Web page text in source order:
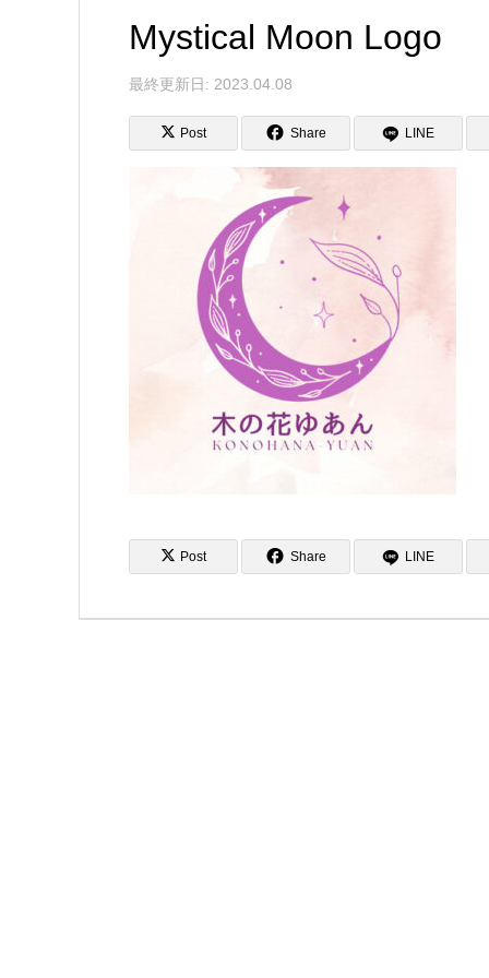
Mystical Moon Logo
最終更新日: 2023.04.08
Post Share LINE
Post Share LINE